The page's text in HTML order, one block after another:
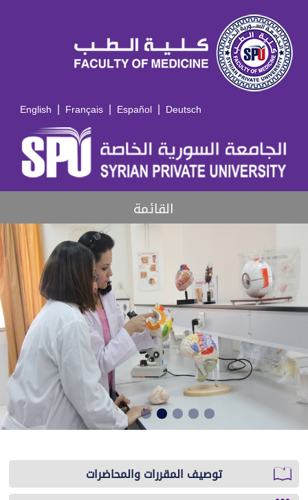
English | Français | Español | Deutsch
القائمة
توصيف المقررات والمحاضرات